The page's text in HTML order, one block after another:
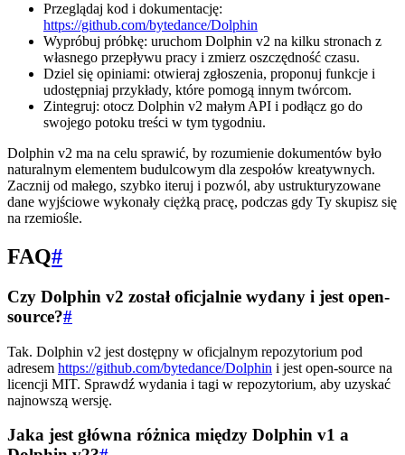
Przeglądaj kod i dokumentację:
https://github.com/bytedance/Dolphin
Wypróbuj próbkę: uruchom Dolphin v2 na kilku stronach z
własnego przepływu pracy i zmierz oszczędność czasu.
Dziel się opiniami: otwieraj zgłoszenia, proponuj funkcje i
udostępniaj przykłady, które pomogą innym twórcom.
Zintegruj: otocz Dolphin v2 małym API i podłącz go do
swojego potoku treści w tym tygodniu.
Dolphin v2 ma na celu sprawić, by rozumienie dokumentów było
naturalnym elementem budulcowym dla zespołów kreatywnych.
Zacznij od małego, szybko iteruj i pozwól, aby ustrukturyzowane
dane wyjściowe wykonały ciężką pracę, podczas gdy Ty skupisz się
na rzemiośle.
FAQ#
Czy Dolphin v2 został oficjalnie wydany i jest open-
source?#
Tak. Dolphin v2 jest dostępny w oficjalnym repozytorium pod
adresem https://github.com/bytedance/Dolphin i jest open-source na
licencji MIT. Sprawdź wydania i tagi w repozytorium, aby uzyskać
najnowszą wersję.
Jaka jest główna różnica między Dolphin v1 a